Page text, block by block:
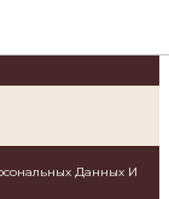
Данных И